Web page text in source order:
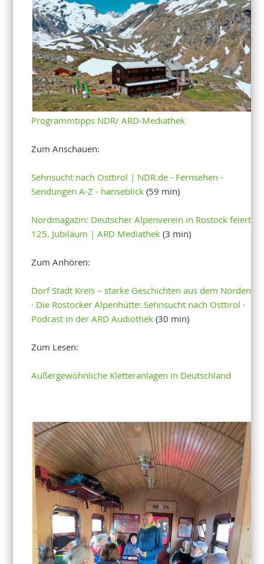
Programmtipps NDR/ ARD-Mediathek
Zum Anschauen:
Sehnsucht nach Osttirol | NDR.de - Fernsehen -
Sendungen A-Z - hanseblick (59 min)
Nordmagazin: Deutscher Alpenverein in Rostock feiert
125. Jubiläum | ARD Mediathek (3 min)
Zum Anhören:
Dorf Stadt Kreis – starke Geschichten aus dem Norden
· Die Rostocker Alpenhütte: Sehnsucht nach Osttirol ·
Podcast in der ARD Audiothek (30 min)
Zum Lesen:
Außergewöhnliche Kletteranlagen in Deutschland